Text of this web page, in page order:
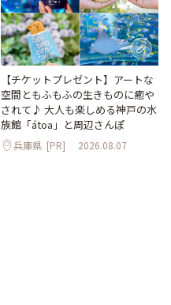
【チケットプレゼント】アートな
空間ともふもふの生きものに癒や
されて♪ 大人も楽しめる神戸の水
族館「átoa」と周辺さんぽ
兵庫県 [PR] 2026.08.07